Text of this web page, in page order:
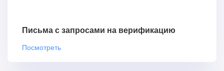
Письма с запросами на верификацию
Посмотреть